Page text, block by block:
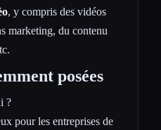
, y compris des vidéos
marketing, du contenu
posées
?
pour les entreprises de